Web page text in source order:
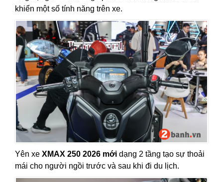
khiển một số tính năng trên xe.
Yên xe XMAX 250 2026 mới dạng 2 tầng tạo sự thoải
mái cho người ngồi trước và sau khi đi du lịch.